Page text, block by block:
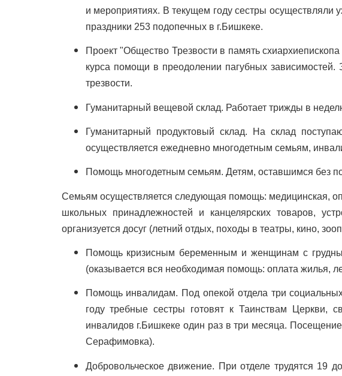
и мероприятиях. В текущем году сестры
праздники 253 подопечных в г.Бишкеке.
Проект "Общество Трезвости в память
курса помощи в преодолении пагубных
трезвости.
Гуманитарный вещевой склад. Работает трижды в
Гуманитарный продуктовый склад. На склад
осуществляется ежедневно многодетным семьям,
Помощь многодетным семьям. Детям, оставшимся без
Семьям осуществляется следующая помощь: медицинская,
школьных принадлежностей и канцелярских товаров,
организуется досуг (летний отдых, походы в театры, кино,
Помощь кризисным беременным и женщинам с
(оказывается вся необходимая помощь: оплата жилья,
Помощь инвалидам. Под опекой отдела три
году требные сестры готовят к Таинствам Церкви,
инвалидов г.Бишкеке один раз в три месяца.
Серафимовка).
Добровольческое движение. При отделе трудятся 19